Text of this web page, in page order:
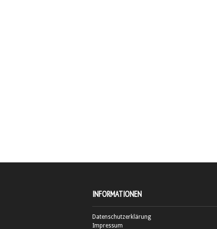
INFORMATIONEN
Datenschutzerklärung
Impressum